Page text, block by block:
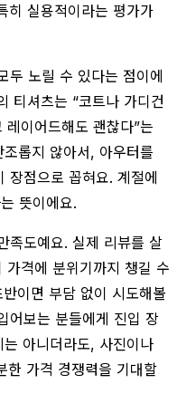
히 실용적이라는 평가가
두 노릴 수 있다는 점이에
티셔츠는 “코트나 가디건
레이어드해도 괜찮다”는
롭지 않아서, 아우터를
장점으로 꼽혀요. 계절에
뜻이에요.
족도예요. 실제 리뷰를 살
격에 분위기까지 챙길 수
이면 부담 없이 시도해볼
어보는 분들에게 진입 장
아니더라도, 사진이나
한 가격 경쟁력을 기대할